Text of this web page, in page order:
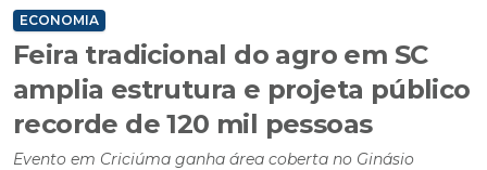
ECONOMIA
Feira tradicional do agro em SC
amplia estrutura e projeta público
recorde de 120 mil pessoas
Evento em Criciúma ganha área coberta no Ginásio